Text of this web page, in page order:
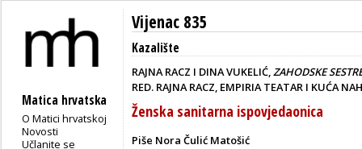
Matica hrvatska
O Matici hrvatskoj
Novosti
Učlanite se
Vijenac 835
Kazalište
RAJNA RACZ I DINA VUKELIĆ,ZAHODSKE
RED. RAJNA RACZ, EMPIRIA TEATAR I KUĆA
Ženska sanitarna ispovjedaonica
Piše Nora Čulić Matošić